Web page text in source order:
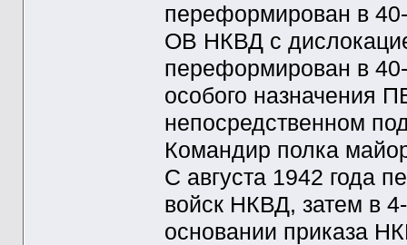
переформирован в
ОВ НКВД с
переформирован в
особого назначения
непосредственном
Командир полка
С августа 1942 года
войск НКВД, затем в
основании приказа